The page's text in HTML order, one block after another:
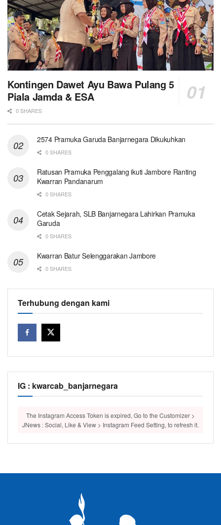
Kontingen Dawet Ayu Bawa Pulang 5
Piala Jamda & ESA
0 SHARES
2574 Pramuka Garuda Banjarnegara Dikukuhkan
0 SHARES
Ratusan Pramuka Penggalang ikuti Jambore Ranting
Kwarran Pandanarum
0 SHARES
Cetak Sejarah, SLB Banjarnegara Lahirkan Pramuka
Garuda
0 SHARES
Kwarran Batur Selenggarakan Jambore
0 SHARES
Terhubung dengan kami
IG : kwarcab_banjarnegara
The Instagram Access Token is expired, Go to the Customizer >
JNews : Social, Like & View > Instagram Feed Setting, to refresh it.